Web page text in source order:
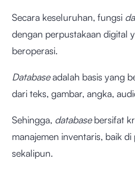
Secara keseluruhan, fungsi
dengan perpustakaan digital
beroperasi.
Databaseadalah basis yang
dari teks, gambar, angka,
Sehingga, database bersifat
manajemen inventaris, baik
sekalipun.